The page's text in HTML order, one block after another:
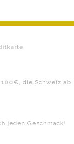
100€, die Schweiz ab
jeden Geschmack!